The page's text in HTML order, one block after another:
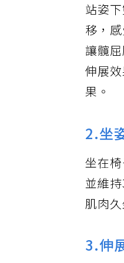
站姿
移，
讓髖
伸展
果。
2.坐
坐在
並維
肌肉
3.伸